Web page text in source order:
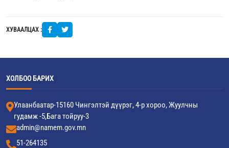
ХУВААЛЦАХ :
ХОЛБОО БАРИХ
Улаанбаатар-15160 Чингэлтэй дүүрэг, 4-р хороо, Жуулчны
гудамж -5,Бага тойруу-3
admin@namem.gov.mn
51-264135